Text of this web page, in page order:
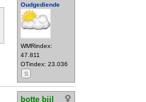
Oudgediende
WMRindex:
47.811
OTindex: 23.036
S
botte bijl